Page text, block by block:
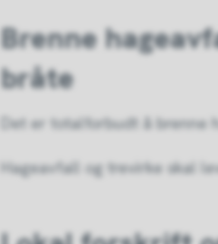
Brenne
bråte
Det er totalforbudt å brenne
Hageavfall og trevirke skal